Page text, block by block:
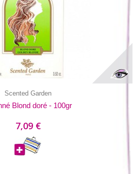
Scented Garden
Blond doré - 100gr
7,09 €